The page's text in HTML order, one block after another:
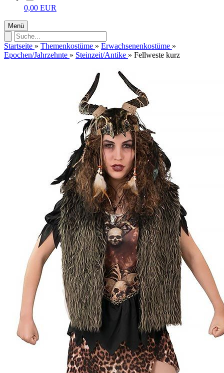
0,00 EUR
Menü
Startseite » Themenkostüme » Erwachsenenkostüme »
Epochen/Jahrzehnte » Steinzeit/Antike » Fellweste kurz